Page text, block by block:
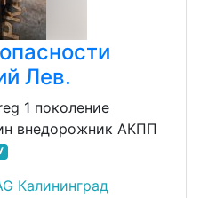
Лев.
1 поколение
внедорожник АКПП
Калининград